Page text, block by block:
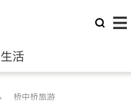
生活
律师桥中桥旅游